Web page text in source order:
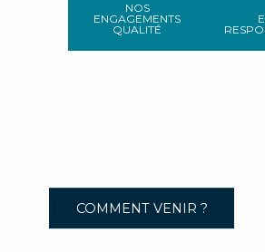
NOS
ENGAGEMENTS
QUALITÉ
COMMENT VENIR ?